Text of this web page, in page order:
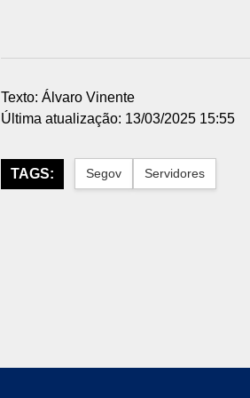
Texto: Álvaro Vinente
Última atualização: 13/03/2025 15:55
TAGS: Segov Servidores